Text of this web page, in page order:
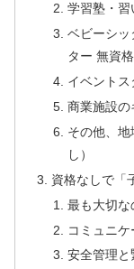
学習塾・習
ベビーシッ
ター 無資格
イベントス
商業施設の
その他、
し）
資格なしで「
最も大切な
コミュニ
安全管理と